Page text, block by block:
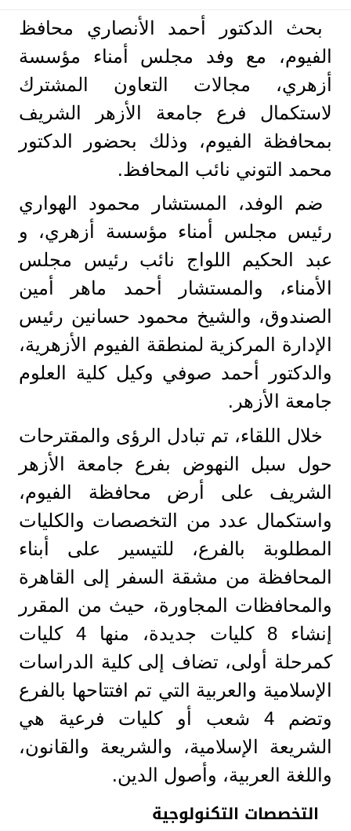
بحث الدكتور أحمد الأنصاري محافظ
الفيوم، مع وفد مجلس أمناء مؤسسة
أزهري، مجالات التعاون المشترك
لاستكمال فرع جامعة الأزهر الشريف
بمحافظة الفيوم، وذلك بحضور الدكتور
محمد التوني نائب المحافظ.
ضم الوفد، المستشار محمود الهواري
رئيس مجلس أمناء مؤسسة أزهري، و
عبد الحكيم اللواج نائب رئيس مجلس
الأمناء، والمستشار أحمد ماهر أمين
الصندوق، والشيخ محمود حسانين رئيس
الإدارة المركزية لمنطقة الفيوم الأزهرية،
والدكتور أحمد صوفي وكيل كلية العلوم
جامعة الأزهر.
خلال اللقاء، تم تبادل الرؤى والمقترحات
حول سبل النهوض بفرع جامعة الأزهر
الشريف على أرض محافظة الفيوم،
واستكمال عدد من التخصصات والكليات
المطلوبة بالفرع، للتيسير على أبناء
المحافظة من مشقة السفر إلى القاهرة
والمحافظات المجاورة، حيث من المقرر
إنشاء 8 كليات جديدة، منها 4 كليات
كمرحلة أولى، تضاف إلى كلية الدراسات
الإسلامية والعربية التي تم افتتاحها بالفرع
وتضم 4 شعب أو كليات فرعية هي
الشريعة الإسلامية، والشريعة والقانون،
واللغة العربية، وأصول الدين.
التخصصات التكنولوجية